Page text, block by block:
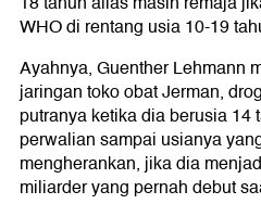
WHO di rentang usia 10-19
Ayahnya, Guenther Lehmann
jaringan toko obat Jerman,
putranya ketika dia berusia 14
perwalian sampai usianya
mengherankan, jika dia
miliarder yang pernah debut